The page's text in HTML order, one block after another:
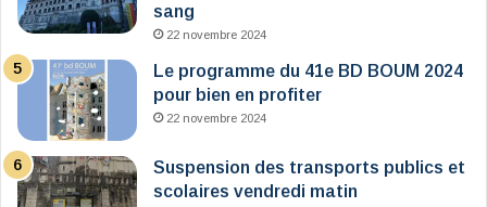
sang
22 novembre 2024
Le programme du 41e BD BOUM 2024
pour bien en profiter
22 novembre 2024
Suspension des transports publics et
scolaires vendredi matin